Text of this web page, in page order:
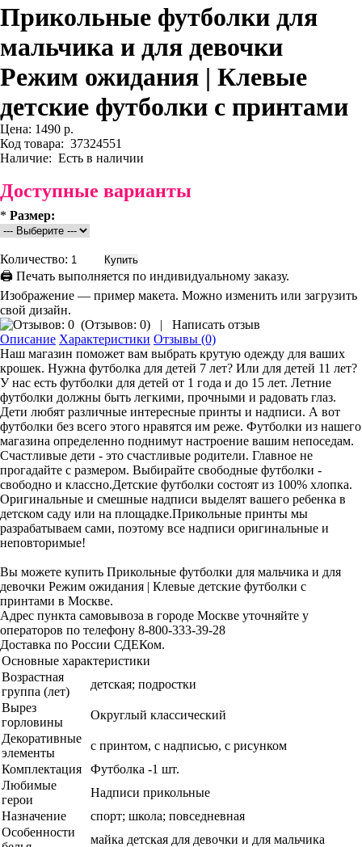
Прикольные футболки для
мальчика и для девочки
Режим ожидания | Клевые
детские футболки с принтами
Цена: 1490 р.
Код товара: 37324551
Наличие: Есть в наличии
Доступные варианты
* Размер:
Количество:
🖨 Печать выполняется по индивидуальному заказу.
Изображение — пример макета. Можно изменить или загрузить
свой дизайн.
(Отзывов: 0) |
Написать отзыв
Описание Характеристики Отзывы (0)
Наш магазин поможет вам выбрать крутую одежду для ваших
крошек. Нужна футболка для детей 7 лет? Или для детей 11 лет?
У нас есть футболки для детей от 1 года и до 15 лет. Летние
футболки должны быть легкими, прочными и радовать глаз.
Дети любят различные интересные принты и надписи. А вот
футболки без всего этого нравятся им реже. Футболки из нашего
магазина определенно поднимут настроение вашим непоседам.
Счастливые дети - это счастливые родители. Главное не
прогадайте с размером. Выбирайте свободные футболки -
свободно и классно.Детские футболки состоят из 100% хлопка.
Оригинальные и смешные надписи выделят вашего ребенка в
детском саду или на площадке.Прикольные принты мы
разрабатываем сами, поэтому все надписи оригинальные и
неповторимые!
Вы можете купить Прикольные футболки для мальчика и для
девочки Режим ожидания | Клевые детские футболки с
принтами в Москве.
Адрес пункта самовывоза в городе Москве уточняйте у
операторов по телефону 8-800-333-39-28
Доставка по России СДЕКом.
Основные характеристики
Возрастная
группа (лет)
детская; подростки
Вырез
горловины
Округлый классический
Декоративные
элементы
с принтом, с надписью, с рисунком
Комплектация
Футболка -1 шт.
Любимые
герои
Надписи прикольные
Назначение
спорт; школа; повседневная
Особенности
майка детская для девочки и для мальчика